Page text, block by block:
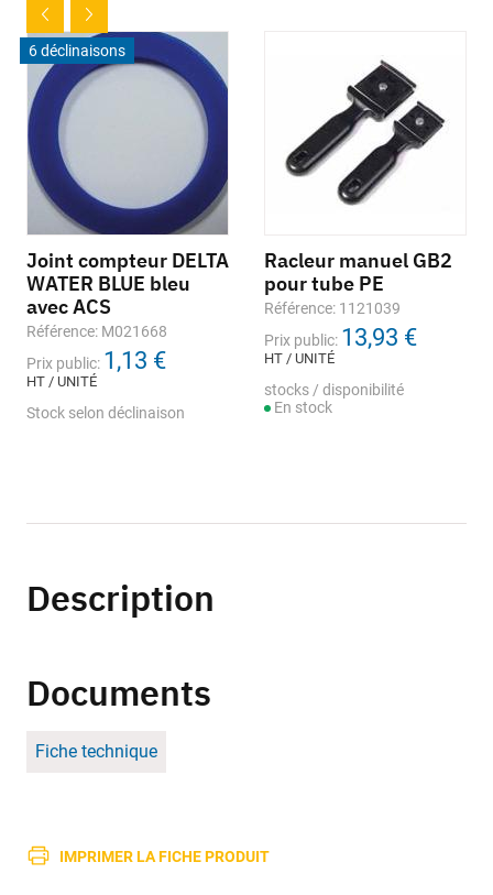
6 déclinaisons
Joint compteur DELTA
WATER BLUE bleu
avec ACS
Référence: M021668
Prix public: 1,13 €
HT / UNITÉ
Stock selon déclinaison
Racleur manuel GB2
pour tube PE
Référence: 1121039
Prix public: 13,93 €
HT / UNITÉ
stocks / disponibilité
En stock
Description
Documents
Fiche technique
IMPRIMER LA FICHE PRODUIT